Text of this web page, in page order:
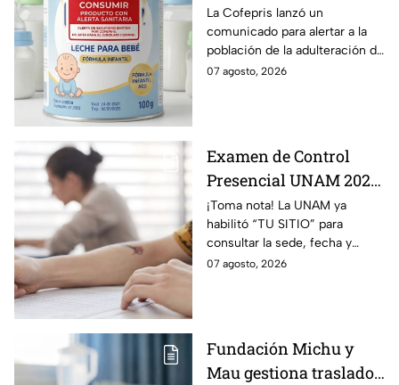
adulterada: ¿Qué marca
es y cómo identificarla?
La Cofepris lanzó un
comunicado para alertar a la
población de la adulteración de
una leche para bebé.
07 agosto, 2026
Examen de Control
Presencial UNAM 2026:
consulta aquí tu sede,
fecha y horario
¡Toma nota! La UNAM ya
habilitó “TU SITIO” para
consultar la sede, fecha y
horario del Examen Control
07 agosto, 2026
Fundación Michu y
Mau gestiona traslado